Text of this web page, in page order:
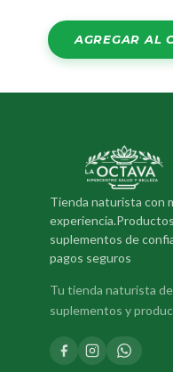
AGREGAR AL
Tienda naturista con
suplementos de
pagos seguros
Tu tienda naturista
suplementos y